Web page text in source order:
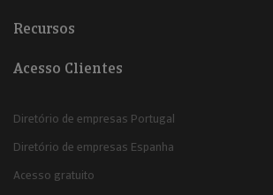
Recursos
Acesso Clientes
Diretório de empresas Portugal
Diretório de empresas Espanha
Acesso gratuito